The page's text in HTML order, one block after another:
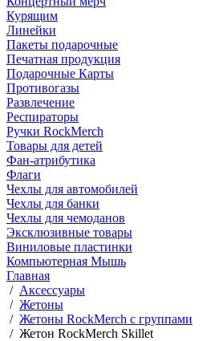
Курящим
Линейки
Пакеты подарочные
Печатная продукция
Подарочные Карты
Противогазы
Развлечение
Респираторы
Ручки RockMerch
Товары для детей
Фан-атрибутика
Флаги
Чехлы для автомобилей
Чехлы для банки
Чехлы для чемоданов
Эксклюзивные товары
Виниловые пластинки
Компьютерная Мышь
Главная
/ Аксессуары
/ Жетоны
/ Жетоны RockMerch с группами
/ Жетон RockMerch Skillet